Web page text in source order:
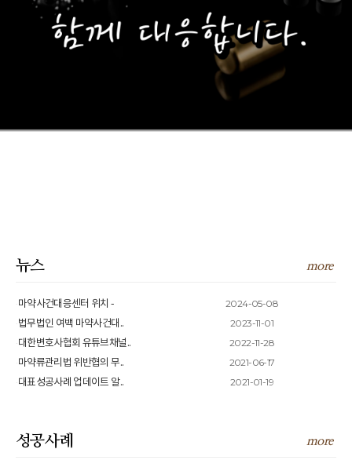
뉴스 more
마약사건대응센터 위치 -
2024-05-08
법무법인 여백 마약사건대..
2023-11-01
대한변호사협회 유튜브채널..
2022-11-28
마약류관리법 위반협의 무..
2021-06-17
대표성공사례 업데이트 알..
2021-01-19
성공사례 more